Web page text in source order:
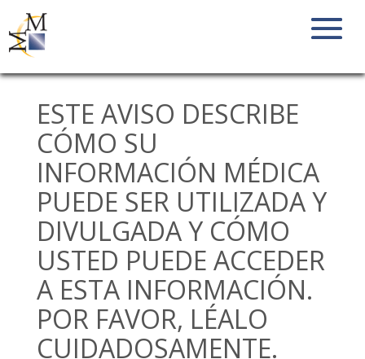
ESTE AVISO DESCRIBE
CÓMO SU
INFORMACIÓN MÉDICA
PUEDE SER UTILIZADA Y
DIVULGADA Y CÓMO
USTED PUEDE ACCEDER
A ESTA INFORMACIÓN.
POR FAVOR, LÉALO
CUIDADOSAMENTE.